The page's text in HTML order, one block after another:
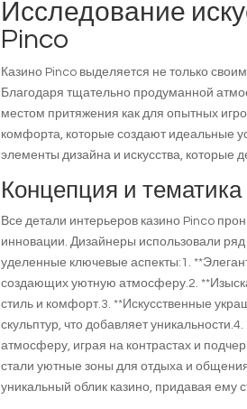
Исследование
Pinco
Казино Pinco выделяется не только
Благодаря тщательно продуманной
местом притяжения как для опытных
комфорта, которые создают идеальные
элементы дизайна и искусства,
Концепция и
Все детали интерьеров казино Pinco
инновации. Дизайнеры использовали
уделенные ключевые аспекты:1.
создающих уютную атмосферу.2.
стиль и комфорт.3. **Искусственные
скульптур, что добавляет
атмосферу, играя на контрастах и
стали уютные зоны для отдыха и
уникальный облик казино, придавая ему